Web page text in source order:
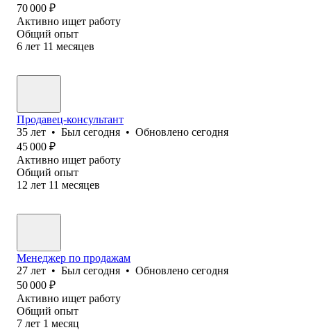
70 000 ₽
Активно ищет работу
Общий опыт
6 лет 11 месяцев
Продавец-консультант
35 лет • Был сегодня • Обновлено сегодня
45 000 ₽
Активно ищет работу
Общий опыт
12 лет 11 месяцев
Менеджер по продажам
27 лет • Был сегодня • Обновлено сегодня
50 000 ₽
Активно ищет работу
Общий опыт
7 лет 1 месяц